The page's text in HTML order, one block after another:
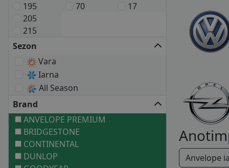
195
205
215
70
17
Sezon
Vara
Iarna
All Season
Brand
ANVELOPE PREMIUM
BRIDGESTONE
CONTINENTAL
DUNLOP
Anvelope